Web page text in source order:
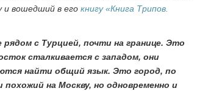
и вошедший в его книгу «Книга Трипов.
с Турцией, почти на границе. Это
сталкивается с западом, они
найти общий язык. Это город, по
на Москву, но одновременно и